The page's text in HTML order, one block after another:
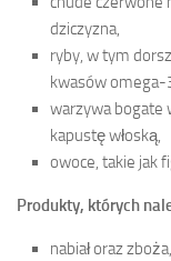
dziczyzna,
ryby, w tym
kwasów omega-
warzywa bogate
kapustę włoską,
owoce, takie jak
Produkty, których
nabiał oraz